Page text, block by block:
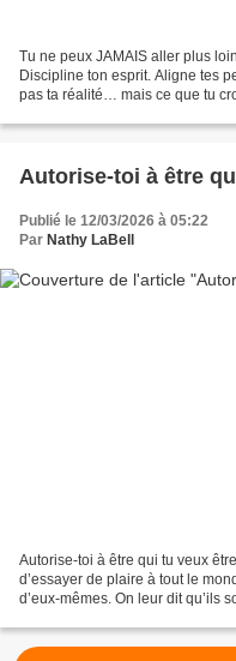
Tu ne peux JAMAIS aller plus
Discipline ton esprit. Aligne tes
pas ta réalité… mais ce que tu
Autorise-toi à être
Publié le 12/03/2026 à 05:22
Par Nathy LaBell
Autorise-toi à être qui tu veux
d’essayer de plaire à tout le
d’eux-mêmes. On leur dit qu’ils